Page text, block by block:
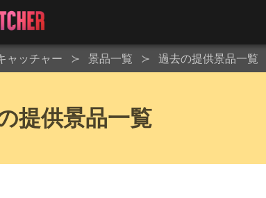
ャッチャー 景品一覧 過去の提供景品一覧
提供景品一覧